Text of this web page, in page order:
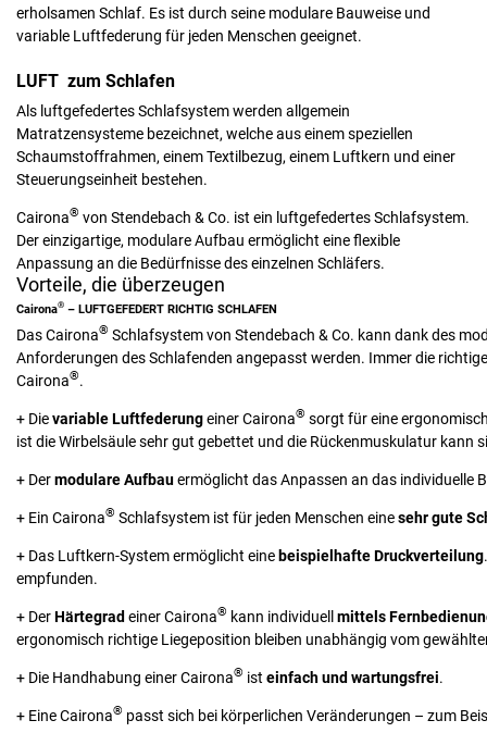
erholsamen Schlaf. Es ist durch seine modulare Bauweise und
variable Luftfederung für jeden Menschen geeignet.
LUFT zum Schlafen
Als luftgefedertes Schlafsystem werden allgemein
Matratzensysteme bezeichnet, welche aus einem speziellen
Schaumstoffrahmen, einem Textilbezug, einem Luftkern und einer
Steuerungseinheit bestehen.
Cairona® von Stendebach & Co. ist ein luftgefedertes Schlafsystem.
Der einzigartige, modulare Aufbau ermöglicht eine flexible
Anpassung an die Bedürfnisse des einzelnen Schläfers.
Vorteile, die überzeugen
Cairona® – LUFTGEFEDERT RICHTIG SCHLAFEN
Das Cairona® Schlafsystem von Stendebach & Co. kann dank des
Anforderungen des Schlafenden angepasst werden. Immer die
Cairona®.
+ Dievariable Luftfederungeiner Cairona® sorgt für eine
ist die Wirbelsäule sehr gut gebettet und die Rückenmuskulatur kann
+ Dermodulare Aufbauermöglicht das Anpassen an das individuelle
+ Ein Cairona® Schlafsystem ist für jeden Menschen einesehr gute
+ Das Luftkern-System ermöglicht eine beispielhafte Druckverteilung
empfunden.
+ DerHärtegrad einer Cairona® kann individuell mittels
ergonomisch richtige Liegeposition bleiben unabhängig vom
+ Die Handhabung einer Cairona® ist einfach und wartungsfrei.
+ Eine Cairona® passt sich bei körperlichen Veränderungen – zum